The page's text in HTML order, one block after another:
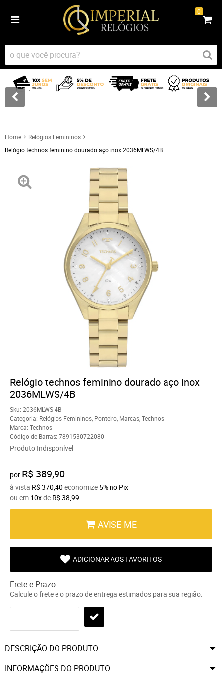
0
Home
Relógios Femininos
Relógio technos feminino dourado aço inox 2036MLWS/4B
Relógio technos feminino dourado aço inox
2036MLWS/4B
Sku: 2036MLWS-4B
Categoria: Relógios Femininos Ponteiro Marcas Technos
Marca: Technos
Código de Barras: 7891530722080
Produto Indisponível
por R$ 389,90
à vista R$ 370,40 economize 5% no Pix
ou em 10xde R$ 38,99
AVISE-ME
ADICIONAR AOS FAVORITOS
Frete e Prazo
Calcule o frete e o prazo de entrega estimados para sua região:
DESCRIÇÃO DO PRODUTO
INFORMAÇÕES DO PRODUTO